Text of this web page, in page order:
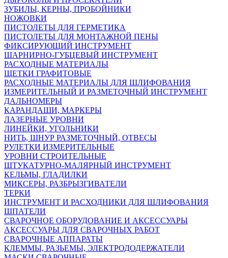
ЗУБИЛЫ, КЕРНЫ, ПРОБОЙНИКИ
НОЖОВКИ
ПИСТОЛЕТЫ ДЛЯ ГЕРМЕТИКА
ПИСТОЛЕТЫ ДЛЯ МОНТАЖНОЙ ПЕНЫ
ФИКСИРУЮЩИЙ ИНСТРУМЕНТ
ШАРНИРНО-ГУБЦЕВЫЙ ИНСТРУМЕНТ
РАСХОДНЫЕ МАТЕРИАЛЫ
ЩЕТКИ ГРАФИТОВЫЕ
РАСХОДНЫЕ МАТЕРИАЛЫ ДЛЯ ШЛИФОВАНИЯ
ИЗМЕРИТЕЛЬНЫЙ И РАЗМЕТОЧНЫЙ ИНСТРУМЕНТ
ДАЛЬНОМЕРЫ
КАРАНДАШИ, МАРКЕРЫ
ЛАЗЕРНЫЕ УРОВНИ
ЛИНЕЙКИ, УГОЛЬНИКИ
НИТЬ, ШНУР РАЗМЕТОЧНЫЙ, ОТВЕСЫ
РУЛЕТКИ ИЗМЕРИТЕЛЬНЫЕ
УРОВНИ СТРОИТЕЛЬНЫЕ
ШТУКАТУРНО-МАЛЯРНЫЙ ИНСТРУМЕНТ
КЕЛЬМЫ, ГЛАДИЛКИ
МИКСЕРЫ, РАЗБРЫЗГИВАТЕЛИ
ТЕРКИ
ИНСТРУМЕНТ И РАСХОДНИКИ ДЛЯ ШЛИФОВАНИЯ
ШПАТЕЛИ
СВАРОЧНОЕ ОБОРУДОВАНИЕ И АКСЕССУАРЫ
АКСЕССУАРЫ ДЛЯ СВАРОЧНЫХ РАБОТ
СВАРОЧНЫЕ АППАРАТЫ
КЛЕММЫ, РАЗЬЕМЫ, ЭЛЕКТРОДОДЕРЖАТЕЛИ